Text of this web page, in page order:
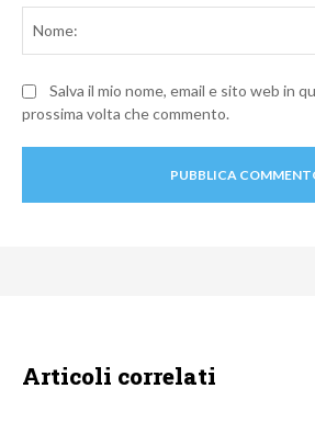
Salva il mio nome, email e sito web in
prossima volta che commento.
Articoli correlati